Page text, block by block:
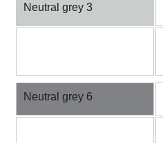
Neutral grey 3
Neutral grey 6